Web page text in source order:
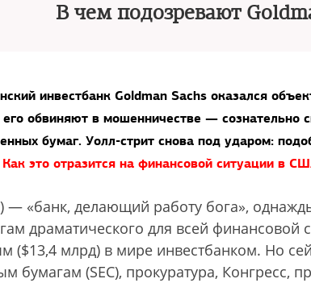
В чем подозревают
инвестбанк Goldman Sachs оказался
обвиняют в мошенничестве — сознательно
бумаг. Уолл-стрит снова под ударом:
Как это отразится на финансовой ситуации в
— «банк, делающий работу бога»,
драматического для всей финансовой
млрд) в мире инвестбанком. Но
бумагам (SEC), прокуратура, Конгресс,